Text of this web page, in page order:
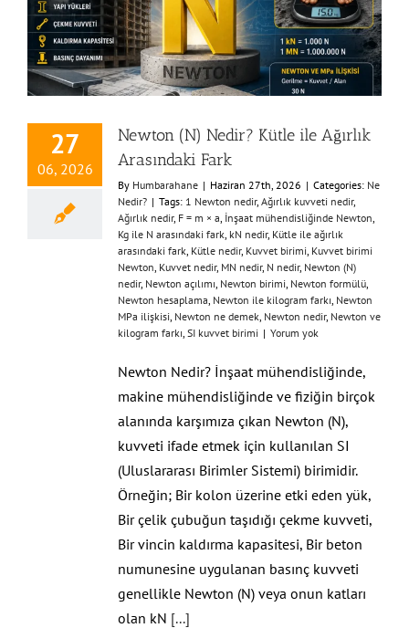
27
06, 2026
Newton (N) Nedir? Kütle ile Ağırlık
Arasındaki Fark
By Humbarahane | Haziran 27th, 2026 | Categories: Ne
Nedir? | Tags: 1 Newton nedir, Ağırlık kuvveti nedir,
Ağırlık nedir, F = m × a İnşaat mühendisliğinde Newton
Kg ile N arasındaki fark kN nedir, Kütle ile ağırlık
arasındaki fark Kütle nedir, Kuvvet birimi Kuvvet birimi
Newton Kuvvet nedir, MN nedir, N nedir, Newton (N)
nedir, Newton açılımı Newton birimi Newton formülü
Newton hesaplama Newton ile kilogram farkı Newton
MPa ilişkisi Newton ne demek Newton nedir, Newton ve
kilogram farkı SI kuvvet birimi | Yorum yok
Newton Nedir? İnşaat mühendisliğinde,
makine mühendisliğinde ve fiziğin birçok
alanında karşımıza çıkan Newton (N),
kuvveti ifade etmek için kullanılan SI
(Uluslararası Birimler Sistemi) birimidir.
Örneğin; Bir kolon üzerine etki eden yük,
Bir çelik çubuğun taşıdığı çekme kuvveti,
Bir vincin kaldırma kapasitesi, Bir beton
numunesine uygulanan basınç kuvveti
genellikle Newton (N) veya onun katları
olan kN [...]